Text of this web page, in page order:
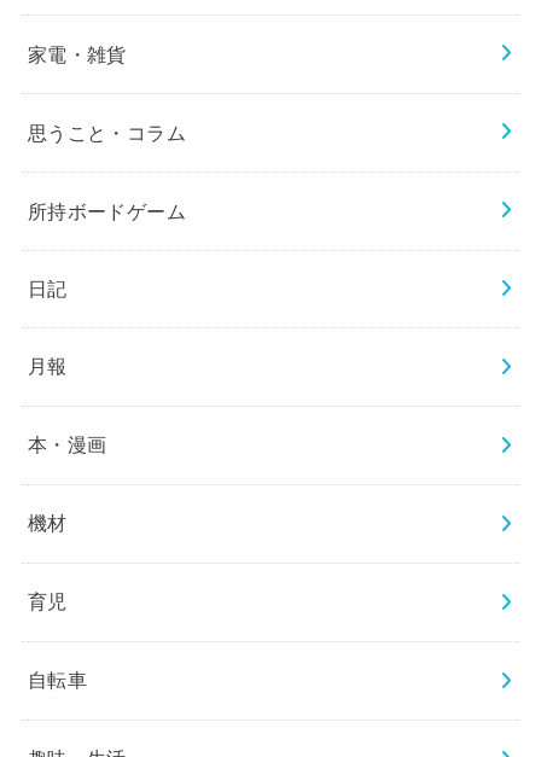
家電・雑貨
思うこと・コラム
所持ボードゲーム
日記
月報
本・漫画
機材
育児
自転車